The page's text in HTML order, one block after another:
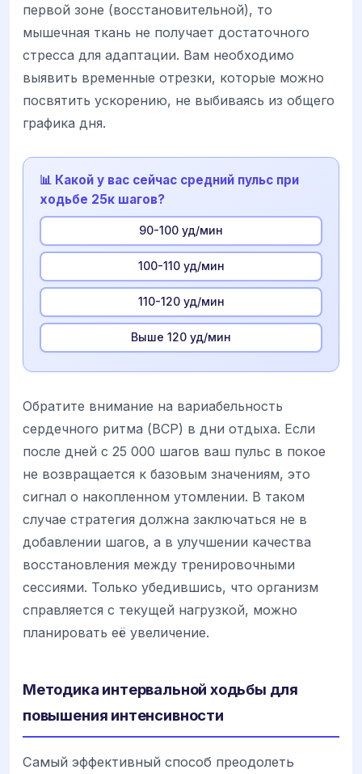
первой зоне (восстановительной), то
мышечная ткань не получает достаточного
стресса для адаптации. Вам необходимо
выявить временные отрезки, которые можно
посвятить ускорению, не выбиваясь из общего
графика дня.
📊 Какой у вас сейчас средний пульс при
ходьбе 25к шагов?
90-100 уд/мин
100-110 уд/мин
110-120 уд/мин
Выше 120 уд/мин
Обратите внимание на вариабельность
сердечного ритма (ВСР) в дни отдыха. Если
после дней с 25 000 шагов ваш пульс в покое
не возвращается к базовым значениям, это
сигнал о накопленном утомлении. В таком
случае стратегия должна заключаться не в
добавлении шагов, а в улучшении качества
восстановления между тренировочными
сессиями. Только убедившись, что организм
справляется с текущей нагрузкой, можно
планировать её увеличение.
Методика интервальной ходьбы для
повышения интенсивности
Самый эффективный способ преодолеть